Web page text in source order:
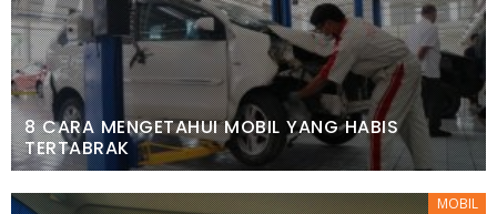
8 CARA MENGETAHUI MOBIL YANG HABIS
TERTABRAK
MOBIL